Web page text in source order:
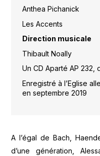
Anthea Pichanick
Les Accents
Direction musicale
Thibault Noally
Un CD Aparté AP 232,
Enregistré à l’Eglise
en septembre 2019
A l’égal de Bach,
d’une génération,